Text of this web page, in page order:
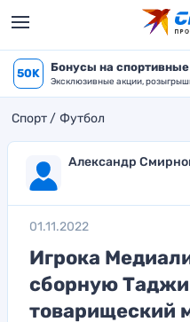
50K Бонусы на
Эксклюзивные акции,
Спорт Футбол
Александр
01.11.2022
Игрока
сборную
товарищеский